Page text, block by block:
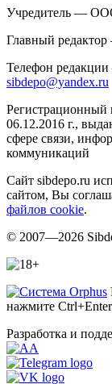
Учредитель —
Главный
Телефон
sibdepo@yandex.ru
06.12.2016 г.,
сфере связи,
коммуникаций
Сайт sibdepo.ru
сайтом, Вы
файлов cookie.
© 2007—2026
нажмите
Разработка и